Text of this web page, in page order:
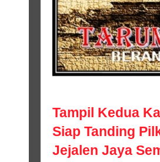
Tampil Kedua
Siap Tanding
Jejalen Jaya